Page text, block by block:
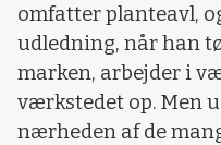
omfatter planteavl,
udledning, når han
marken, arbejder i
værkstedet op. Men
nærheden af de